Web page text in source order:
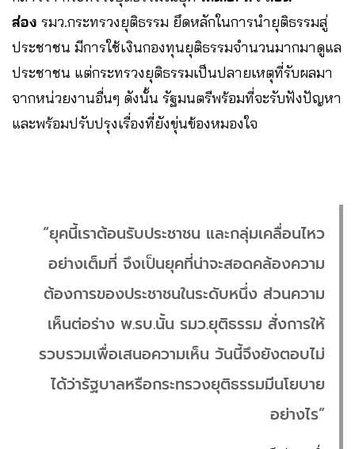
ส่อง รมว.กระทรวงยุติธรรม ยึดหลักในการนำยุติธรรมสู่
ประชาชน มีการใช้เงินกองทุนยุติธรรมจำนวนมากมาดูแล
ประชาชน แต่กระทรวงยุติธรรมเป็นปลายเหตุที่รับผลมา
จากหน่วยงานอื่นๆ ดังนั้น รัฐมนตรีพร้อมที่จะรับฟังปัญหา
และพร้อมปรับปรุงเรื่องที่ยังขุ่นข้องหมองใจ
“ยุคนี้เราต้อนรับประชาชน และกลุ่มเคลื่อนไหว
อย่างเต็มที่ จึงเป็นยุคที่น่าจะสอดคล้องความ
ต้องการของประชาชนในระดับหนึ่ง ส่วนความ
เห็นต่อร่าง พ.รบ.นั้น รมว.ยุติธรรม สั่งการให้
รวบรวมเพื่อเสนอความเห็น วันนี้จึงยังตอบไม่
ได้ว่ารัฐบาลหรือกระทรวงยุติธรรมมีนโยบาย
อย่างไร”